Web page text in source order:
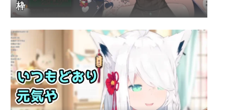
枠